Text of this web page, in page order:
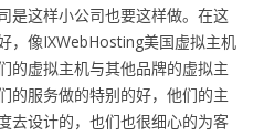
是这样小公司也要这样做。在这
，像IXWebHosting美国虚拟主机
的虚拟主机与其他品牌的虚拟主
的服务做的特别的好，他们的主
去设计的，也们也很细心的为客